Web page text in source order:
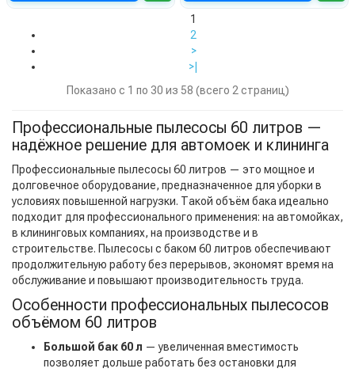
1
2
>
>|
Показано с 1 по 30 из 58 (всего 2 страниц)
Профессиональные пылесосы 60 литров —
надёжное решение для автомоек и клининга
Профессиональные пылесосы 60 литров — это мощное и
долговечное оборудование, предназначенное для уборки в
условиях повышенной нагрузки. Такой объём бака идеально
подходит для профессионального применения: на автомойках,
в клининговых компаниях, на производстве и в
строительстве. Пылесосы с баком 60 литров обеспечивают
продолжительную работу без перерывов, экономят время на
обслуживание и повышают производительность труда.
Особенности профессиональных пылесосов
объёмом 60 литров
Большой бак 60 л — увеличенная вместимость
позволяет дольше работать без остановки для